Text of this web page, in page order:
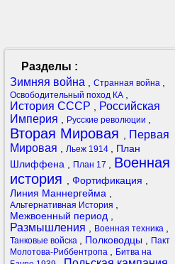
Разделы :
Зимняя война
Странная война
Освободительный поход КА
История СССР
Российская
Империя
Русские революции
Вторая Мировая
Первая
Мировая
Льеж 1914
План
Шлиффена
План 17
Военная
история
Фортификация
Линия Маннергейма
Альтернативная История
Межвоенный период
Размышления Военная техника
Танковые войска Полководцы
Пакт
Молотова-Риббентропа
Битва на